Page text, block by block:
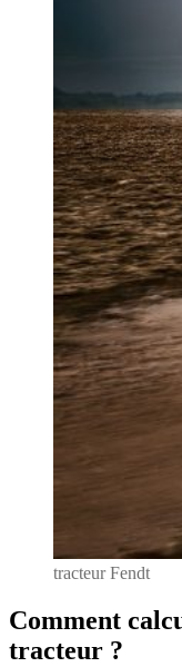
tracteur Fendt
Comment
tracteur ?